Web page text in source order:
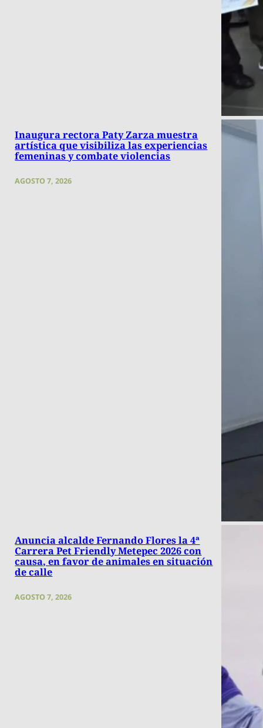
Inaugura rectora Paty Zarza muestra
artística que visibiliza las experiencias
femeninas y combate violencias
AGOSTO 7, 2026
Anuncia alcalde Fernando Flores la 4ª
Carrera Pet Friendly Metepec 2026 con
causa, en favor de animales en situación
de calle
AGOSTO 7, 2026